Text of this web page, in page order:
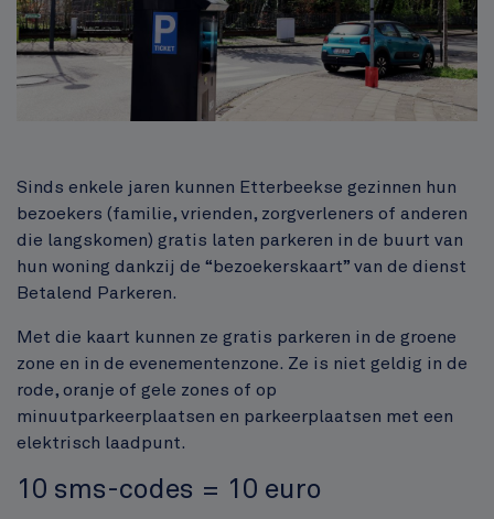
Inhoud
Sinds enkele jaren kunnen Etterbeekse gezinnen hun
bezoekers (familie, vrienden, zorgverleners of anderen
die langskomen) gratis laten parkeren in de buurt van
hun woning dankzij de “bezoekerskaart” van de dienst
Betalend Parkeren.
Met die kaart kunnen ze gratis parkeren in de groene
zone en in de evenementenzone. Ze is niet geldig in de
rode, oranje of gele zones of op
minuutparkeerplaatsen en parkeerplaatsen met een
elektrisch laadpunt.
10 sms-codes = 10 euro